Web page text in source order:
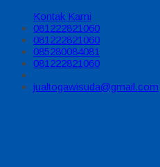
Kontak Kami
081222821060
081222821060
085280084081
081222821060
jualtogawisuda@gmail.com